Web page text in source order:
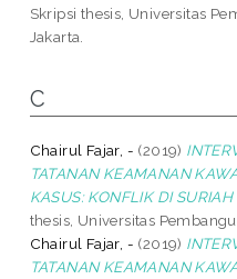
Skripsi thesis, Universitas
Jakarta.
C
Chairul Fajar, - (2019)
TATANAN KEAMANAN
KASUS: KONFLIK DI
thesis, Universitas
Chairul Fajar, - (2019)
TATANAN KEAMANAN